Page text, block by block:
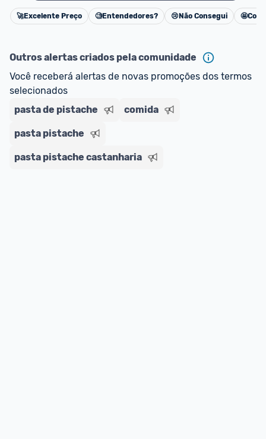
Cancelar
🚀Excelente Preço 🧐Entendedores? 😢 Não Consegui 🤩
Outros alertas criados pela comunidade
Você receberá alertas de novas promoções dos termos
selecionados
pasta de pistache
comida
pasta pistache
pasta pistache castanharia